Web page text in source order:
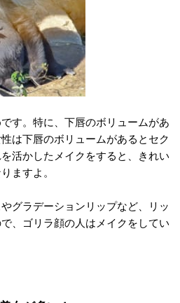
す。特に、下唇のボリュームがあ
は下唇のボリュームがあるとセク
活かしたメイクをすると、きれい
ますよ。
グラデーションリップなど、リッ
、ゴリラ顔の人はメイクをしてい